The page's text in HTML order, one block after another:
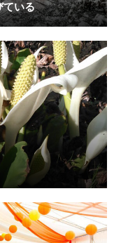
ている